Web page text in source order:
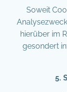
Soweit
hierüber im
gesondert
5.